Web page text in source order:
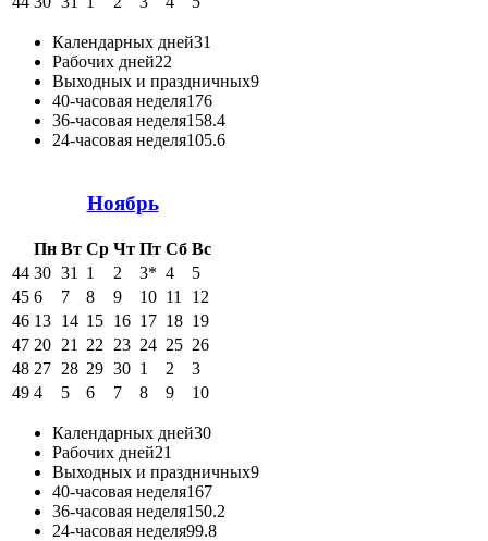
Календарных дней31
Рабочих дней22
Выходных и праздничных9
40-часовая неделя176
36-часовая неделя158.4
24-часовая неделя105.6
Ноябрь
Пн Вт Ср Чт Пт Сб Вс
44 30 31 1 2 3* 4
5
45 6 7 8 9 10 11
12
46 13 14 15 16 17 18 19
47 20 21 22 23 24 25 26
48 27 28 29 30 1 2
3
49 4 5 6 7 8 9 10
Календарных дней30
Рабочих дней21
Выходных и праздничных9
40-часовая неделя167
36-часовая неделя150.2
24-часовая неделя99.8